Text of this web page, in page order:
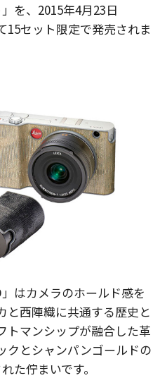
を、2015年4月23日
15セット限定で発売されま
はカメラのホールド感を
と西陣織に共通する歴史と
トマンシップが融合した革
クとシャンパンゴールドの
た佇まいです。